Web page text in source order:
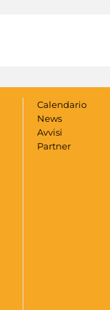
Calendario
News
Avvisi
Partner